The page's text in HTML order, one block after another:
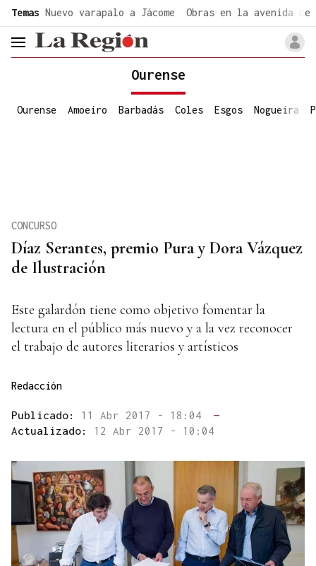
Temas Nuevo varapalo a Jácome Obras en la avenida de
header.menu.open
Ourense
Ourense Amoeiro Barbadás Coles Esgos Nogueira
Díaz Serantes, premio Pura y Dora Vázquez
de Ilustración
CONCURSO
Este galardón tiene como objetivo fomentar la
lectura en el público más nuevo y a la vez reconocer
el trabajo de autores literarios y artísticos
Redacción
Publicado: 11 Abr 2017 - 18:04
—
Actualizado: 12 Abr 2017 - 10:04